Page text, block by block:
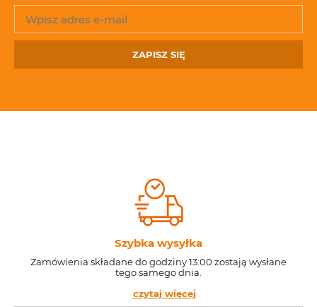
ZAPISZ SIĘ
Szybka wysyłka
Zamówienia składane do godziny 13:00 zostają wysłane
tego samego dnia.
czytaj więcej